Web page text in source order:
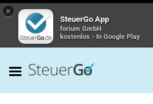
×
SteuerGo App
forium GmbH
kostenlos - In Google Play